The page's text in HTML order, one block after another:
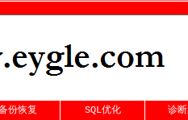
份恢复 SQL优化 诊